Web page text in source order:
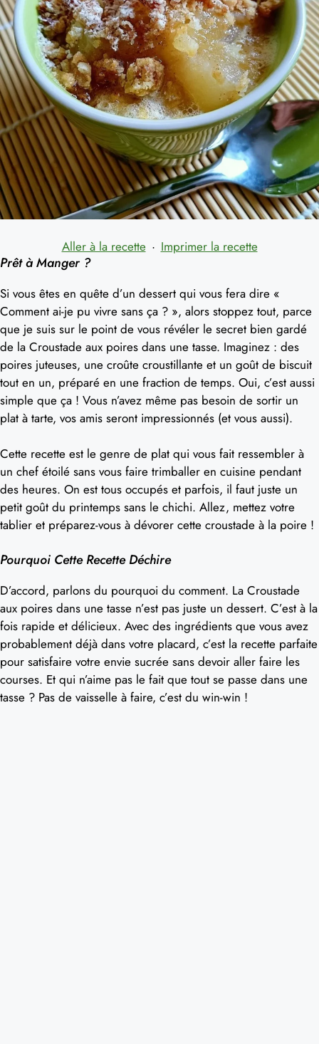
Aller à la recette · Imprimer la recette
Prêt à Manger ?
Si vous êtes en quête d’un dessert qui vous fera dire «
Comment ai-je pu vivre sans ça ? », alors stoppez tout, parce
que je suis sur le point de vous révéler le secret bien gardé
de la Croustade aux poires dans une tasse. Imaginez : des
poires juteuses, une croûte croustillante et un goût de biscuit
tout en un, préparé en une fraction de temps. Oui, c’est aussi
simple que ça ! Vous n’avez même pas besoin de sortir un
plat à tarte, vos amis seront impressionnés (et vous aussi).
Cette recette est le genre de plat qui vous fait ressembler à
un chef étoilé sans vous faire trimballer en cuisine pendant
des heures. On est tous occupés et parfois, il faut juste un
petit goût du printemps sans le chichi. Allez, mettez votre
tablier et préparez-vous à dévorer cette croustade à la poire !
Pourquoi Cette Recette Déchire
D’accord, parlons du pourquoi du comment. La Croustade
aux poires dans une tasse n’est pas juste un dessert. C’est à la
fois rapide et délicieux. Avec des ingrédients que vous avez
probablement déjà dans votre placard, c’est la recette parfaite
pour satisfaire votre envie sucrée sans devoir aller faire les
courses. Et qui n’aime pas le fait que tout se passe dans une
tasse ? Pas de vaisselle à faire, c’est du win-win !